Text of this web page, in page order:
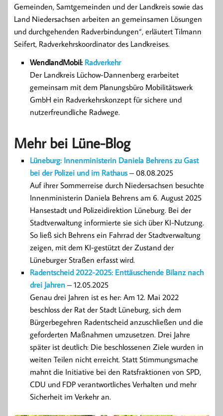
Gemeinden, Samtgemeinden und der Landkreis sowie das
Land Niedersachsen arbeiten an gemeinsamen Lösungen
und durchgehenden Radverbindungen“, erläutert Tilmann
Seifert, Radverkehrskoordinator des Landkreises.
WendlandMobil: Radverkehr
Der Landkreis Lüchow-Dannenberg erarbeitet
gemeinsam mit dem Planungsbüro Mobilitätswerk
GmbH ein Radverkehrskonzept für sichere und
nutzerfreundliche Radwege.
Mehr bei Lüne-Blog
Lüneburg: Innenministerin Daniela Behrens zu Gast
bei der Polizei und im Rathaus– 08.08.2025
Auf ihrer Sommerreise durch Niedersachsen besuchte
Innenministerin Daniela Behrens am 6. August 2025
Hansestadt und Polizeidirektion Lüneburg. Bei der
Stadtverwaltung informierte sie sich über KI-Nutzung.
So ließ sich Behrens ein Fahrrad der Stadtverwaltung
zeigen, mit dem KI-gestützt der Zustand der
Lüneburger Straßen erfasst wird.
Radentscheid 2022-2025: Enttäuschende Bilanz nach
drei Jahren – 12.05.2025
Genau drei Jahren ist es her: Am 12. Mai 2022
beschloss der Rat der Stadt Lüneburg, sich dem
Bürgerbegehren Radentscheid anzuschließen und die
geforderten Maßnahmen umzusetzen. Drei Jahre
später ist deutlich: Die beschlossenen Ziele wurden in
weiten Teilen nicht erreicht. Statt Stimmungsmache
mahnt die Initiative bei den Ratsfraktionen von SPD,
CDU und FDP verantwortliches Verhalten und mehr
Sicherheit im Verkehr an.